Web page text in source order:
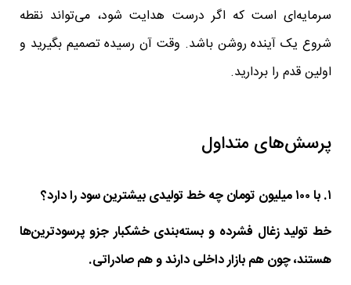
سرمایه‌ای است که اگر درست هدایت شود، می‌تواند نقطه
شروع یک آینده روشن باشد. وقت آن رسیده تصمیم بگیرید و
اولین قدم را بردارید.
پرسش‌های متداول
۱. با ۱۰۰ میلیون تومان چه خط تولیدی بیشترین سود را دارد؟
خط تولید زغال فشرده و بسته‌بندی خشکبار جزو پرسودترین‌ها
هستند، چون هم بازار داخلی دارند و هم صادراتی.